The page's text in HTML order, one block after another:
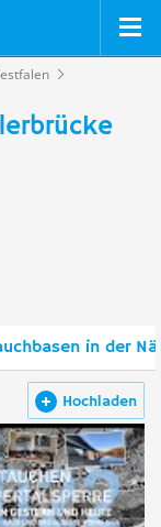
in der
Hochladen